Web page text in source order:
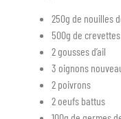
250g de nouilles
500g de
2 gousses d’ail
3 oignons
2 poivrons
2 oeufs battus